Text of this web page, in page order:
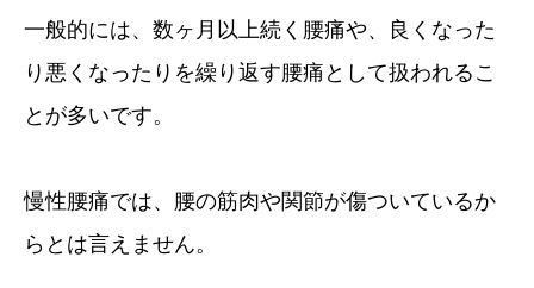
一般的には、数ヶ月以上続く腰痛や、良くなった
り悪くなったりを繰り返す腰痛として扱われるこ
とが多いです。
慢性腰痛では、腰の筋肉や関節が傷ついているか
らとは言えません。